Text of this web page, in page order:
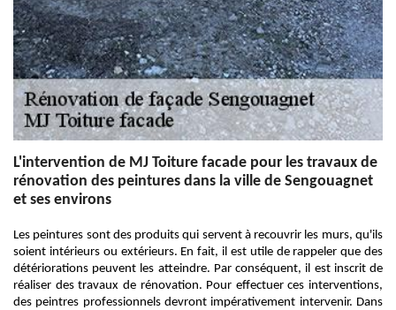
L'intervention de MJ Toiture facade pour les travaux de
rénovation des peintures dans la ville de Sengouagnet
et ses environs
Les peintures sont des produits qui servent à recouvrir les murs, qu'ils
soient intérieurs ou extérieurs. En fait, il est utile de rappeler que des
détériorations peuvent les atteindre. Par conséquent, il est inscrit de
réaliser des travaux de rénovation. Pour effectuer ces interventions,
des peintres professionnels devront impérativement intervenir. Dans